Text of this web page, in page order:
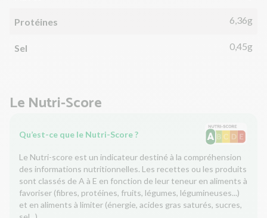
Protéines 6,36g
Sel 0,45g
Le Nutri-Score
Qu’est-ce que le Nutri-Score ?
Le Nutri-score est un indicateur destiné à la compréhension
des informations nutritionnelles. Les recettes ou les produits
sont classés de A à E en fonction de leur teneur en aliments à
favoriser (fibres, protéines, fruits, légumes, légumineuses...)
et en aliments à limiter (énergie, acides gras saturés, sucres,